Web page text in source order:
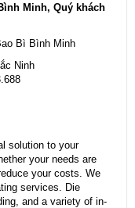
Minh, Quý khách
Bì Bình Minh
Ninh
solution to your
your needs are
your costs. We
services. Die
and a variety of in-